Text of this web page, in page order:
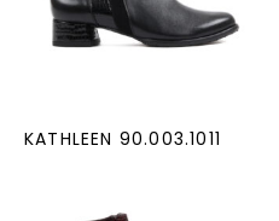
KATHLEEN 90.003.1011